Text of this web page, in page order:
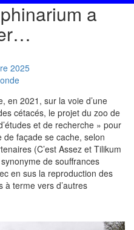
a
2025
en 2021, sur la voie d’une
cétacés, le projet du zoo de
et de recherche » pour
façade se cache, selon
(C’est Assez et Tilikum
de souffrances
en sus la reproduction des
à terme vers d’autres